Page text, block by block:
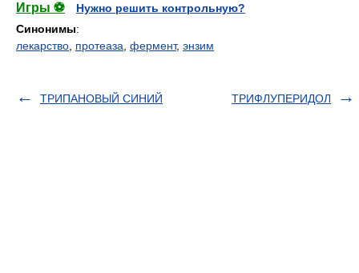
Игры ⚽
Нужно решить контрольную?
Синонимы:
лекарство протеаза фермент, энзим
ТРИПАНОВЫЙ СИНИЙ ТРИФЛУПЕРИДОЛ